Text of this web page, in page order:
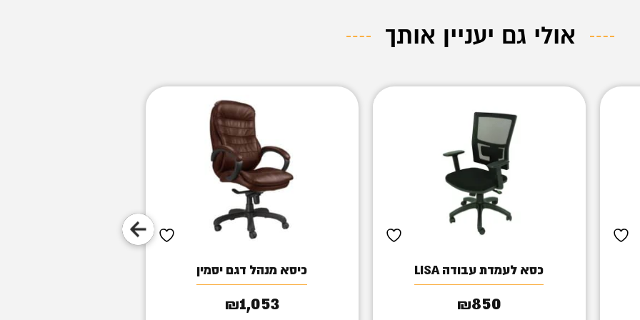
אולי גם יעניין אותך
כסא לעמדת עבודה LISA
₪850
כיסא מנהל דגם יסמין
₪1,053